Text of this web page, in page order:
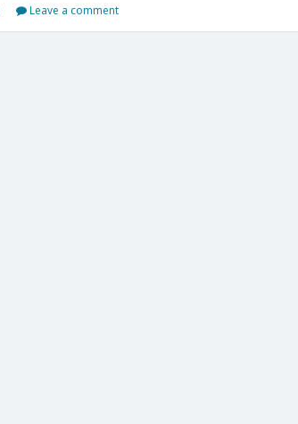
Leave a comment